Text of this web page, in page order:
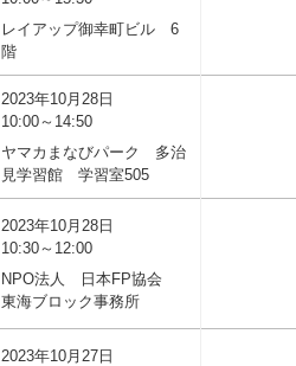
レイアップ御幸町ビル 6
階
2023年10月28日
10:00～14:50
ヤマカまなびパーク 多治
見学習館 学習室505
2023年10月28日
10:30～12:00
NPO法人 日本FP協会
東海ブロック事務所
2023年10月27日